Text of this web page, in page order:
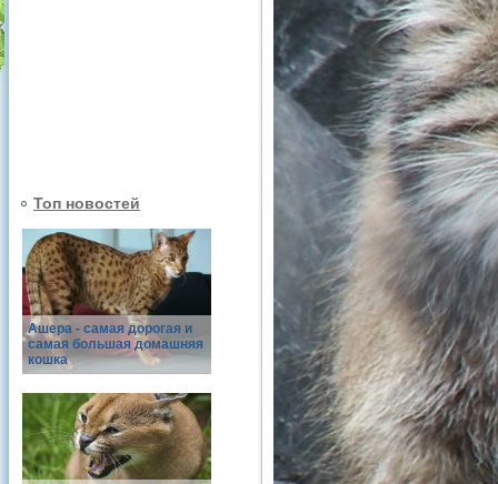
Топ новостей
Ашера - самая дорогая и
самая большая домашняя
кошка